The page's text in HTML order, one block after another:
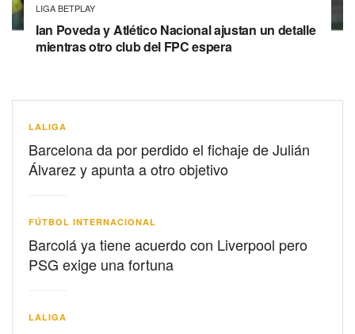
LIGA BETPLAY
Ian Poveda y Atlético Nacional ajustan un detalle
mientras otro club del FPC espera
LALIGA
Barcelona da por perdido el fichaje de Julián
Álvarez y apunta a otro objetivo
FÚTBOL INTERNACIONAL
Barcolá ya tiene acuerdo con Liverpool pero
PSG exige una fortuna
LALIGA